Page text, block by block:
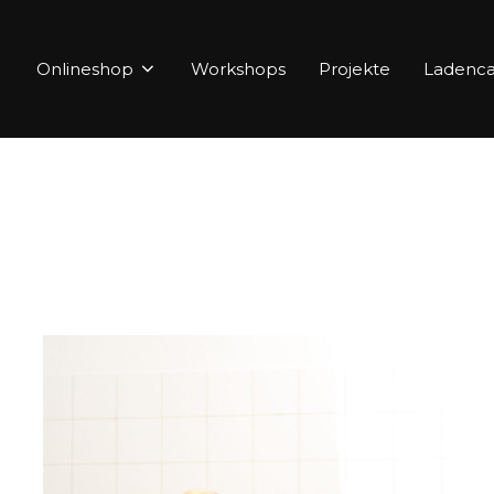
Onlineshop Workshops Projekte